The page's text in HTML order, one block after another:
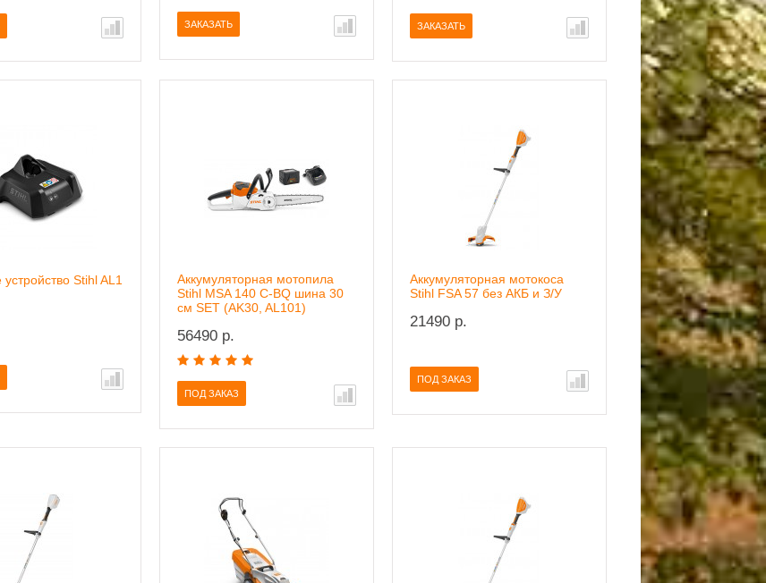
ЗАКАЗАТЬ ЗАКАЗАТЬ
Stihl AL1
Аккумуляторная мотопила
Stihl MSA 140 C-BQ шина 30
см SET (AK30, AL101)
56490 р.
ПОД ЗАКАЗ
Аккумуляторная мотокоса
Stihl FSA 57 без АКБ и З/У
21490 р.
ПОД ЗАКАЗ